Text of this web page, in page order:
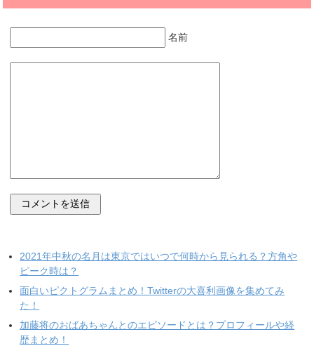
名前
2021年中秋の名月は東京ではいつで何時から見られる？方角や
ピーク時は？
面白いピクトグラムまとめ！Twitterの大喜利画像を集めてみ
た！
加藤将のおばあちゃんとのエピソードとは？プロフィールや経
歴まとめ！